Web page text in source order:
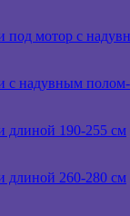
под мотор с
с надувным полом-
длиной 190-255 см
длиной 260-280 см